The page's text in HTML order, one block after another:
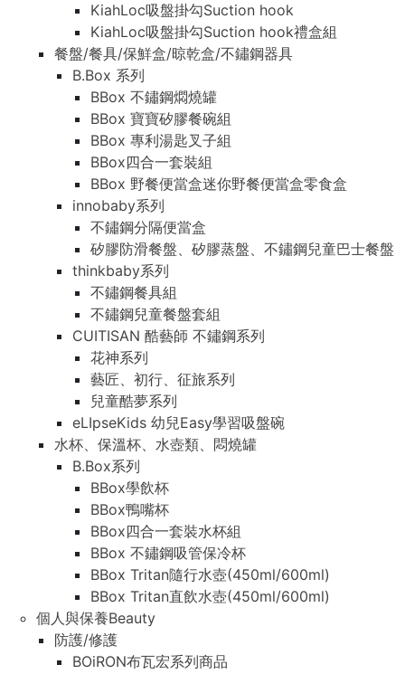
KiahLoc吸盤掛勾Suction hook
KiahLoc吸盤掛勾Suction hook禮盒組
餐盤/餐具/保鮮盒/晾乾盒/不鏽鋼器具
B.Box 系列
BBox 不鏽鋼燜燒罐
BBox 寶寶矽膠餐碗組
BBox 專利湯匙叉子組
BBox四合一套裝組
BBox 野餐便當盒迷你野餐便當盒零食盒
innobaby系列
不鏽鋼分隔便當盒
矽膠防滑餐盤、矽膠蒸盤、不鏽鋼兒童巴士餐盤
thinkbaby系列
不鏽鋼餐具組
不鏽鋼兒童餐盤套組
CUITISAN 酷藝師 不鏽鋼系列
花神系列
藝匠、初行、征旅系列
兒童酷夢系列
eLIpseKids 幼兒Easy學習吸盤碗
水杯、保溫杯、水壺類、悶燒罐
B.Box系列
BBox學飲杯
BBox鴨嘴杯
BBox四合一套裝水杯組
BBox 不鏽鋼吸管保冷杯
BBox Tritan隨行水壺(450ml/600ml)
BBox Tritan直飲水壺(450ml/600ml)
個人與保養Beauty
防護/修護
BOiRON布瓦宏系列商品